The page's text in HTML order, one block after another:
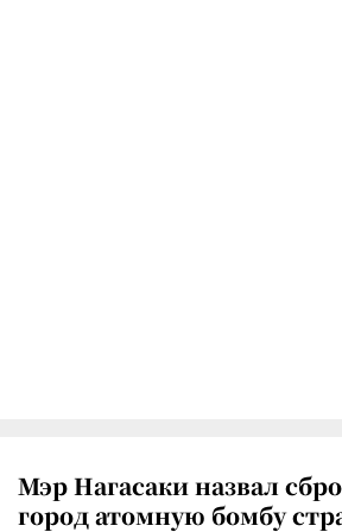
Мэр Нагасаки назвал
город атомную бомбу